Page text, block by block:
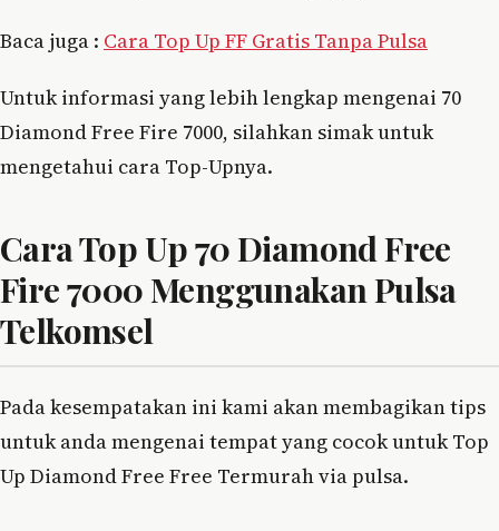
Baca juga : Cara Top Up FF Gratis Tanpa Pulsa
Untuk informasi yang lebih lengkap mengenai 70
Diamond Free Fire 7000, silahkan simak untuk
mengetahui cara Top-Upnya.
Cara Top Up 70 Diamond Free
Fire 7000 Menggunakan Pulsa
Telkomsel
Pada kesempatakan ini kami akan membagikan tips
untuk anda mengenai tempat yang cocok untuk Top
Up Diamond Free Free Termurah via pulsa.